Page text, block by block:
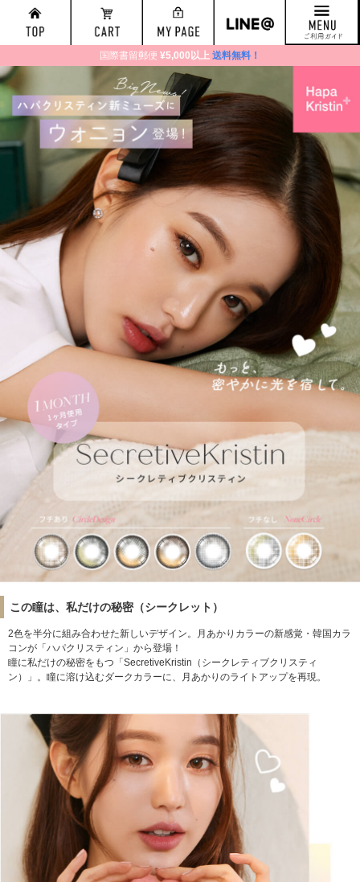
国際書留郵便 ¥5,000以上 送料無料！
この瞳は、私だけの秘密（シークレット）
2色を半分に組み合わせた新しいデザイン。月あかりカラーの新感覚・韓国カラ
コンが「ハパクリスティン」から登場！
瞳に私だけの秘密をもつ「SecretiveKristin（シークレティブクリスティ
ン）」。瞳に溶け込むダークカラーに、月あかりのライトアップを再現。